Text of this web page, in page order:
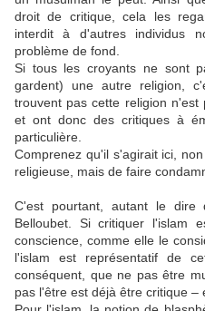
droit de critique, cela les
interdit à d'autres individus
problème de fond.
Si tous les croyants ne sont
gardent) une autre religion,
trouvent pas cette religion n'est
et ont donc des critiques à
particulière.
Comprenez qu'il s'agirait ici,
religieuse, mais de faire
C'est pourtant, autant le
Belloubet. Si critiquer l'islam
conscience, comme elle le
l'islam est représentatif de
conséquent, que ne pas être
pas l'être est déjà être critique –